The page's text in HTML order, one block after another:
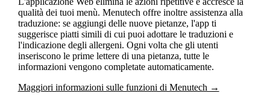
qualità dei tuoi menù. Menutech offre inoltre assistenza alla
traduzione: se aggiungi delle nuove pietanze, l'app ti
suggerisce piatti simili di cui puoi adottare le traduzioni e
l'indicazione degli allergeni. Ogni volta che gli utenti
inseriscono le prime lettere di una pietanza, tutte le
informazioni vengono completate automaticamente.
Maggiori informazioni sulle funzioni di Menutech →